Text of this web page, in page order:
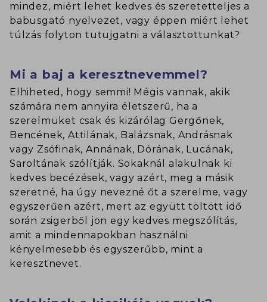
mindez, miért lehet kedves és szeretetteljes a
babusgató nyelvezet, vagy éppen miért lehet
túlzás folyton tutujgatni a választottunkat?
Mi a baj a keresztnevemmel?
Elhiheted, hogy semmi! Mégis vannak, akik
számára nem annyira életszerű, ha a
szerelmüket csak és kizárólag Gergőnek,
Bencének, Attilának, Balázsnak, Andrásnak
vagy Zsófinak, Annának, Dórának, Lucának,
Saroltának szólítják. Sokaknál alakulnak ki
kedves becézések, vagy azért, meg a másik
szeretné, ha úgy nevezné őt a szerelme, vagy
egyszerűen azért, mert az együtt töltött idő
során zsigerből jön egy kedves megszólítás,
amit a mindennapokban használni
kényelmesebb és egyszerűbb, mint a
keresztnevet.